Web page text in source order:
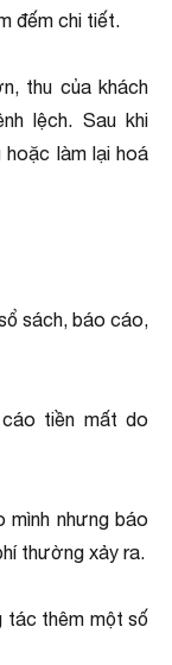
đếm chi tiết.
thu của khách
lệch. Sau khi
hoặc làm lại hoá
sách, báo cáo,
tiền mất do
mình nhưng báo
thường xảy ra.
tác thêm một số